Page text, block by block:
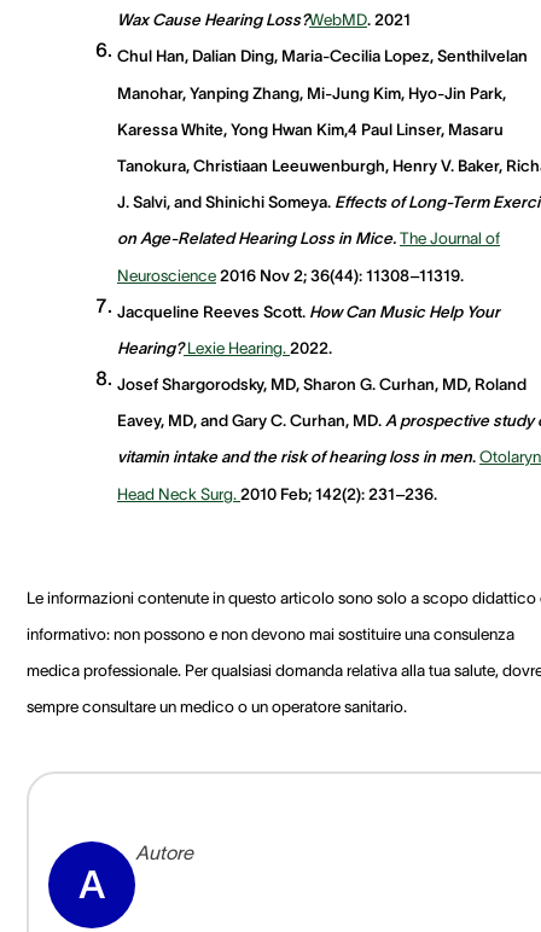
Wax Cause Hearing Loss?WebMD. 2021
Chul Han, Dalian Ding, Maria-Cecilia Lopez, Senthilvelan
Manohar, Yanping Zhang, Mi-Jung Kim, Hyo-Jin Park,
Karessa White, Yong Hwan Kim,4 Paul Linser, Masaru
Tanokura, Christiaan Leeuwenburgh, Henry V. Baker,
J. Salvi, and Shinichi Someya. Effects of Long-Term
on Age-Related Hearing Loss in Mice. The Journal of
Neuroscience 2016 Nov 2; 36(44): 11308–11319.
Jacqueline Reeves Scott. How Can Music Help Your
Hearing?Lexie Hearing. 2022.
Josef Shargorodsky, MD, Sharon G. Curhan, MD, Roland
Eavey, MD, and Gary C. Curhan, MD. A prospective study
vitamin intake and the risk of hearing loss in men.
Head Neck Surg. 2010 Feb; 142(2): 231–236.
Le informazioni contenute in questo articolo sono solo a scopo didattico
informativo: non possono e non devono mai sostituire una consulenza
medica professionale. Per qualsiasi domanda relativa alla tua salute,
sempre consultare un medico o un operatore sanitario.
A
Autore